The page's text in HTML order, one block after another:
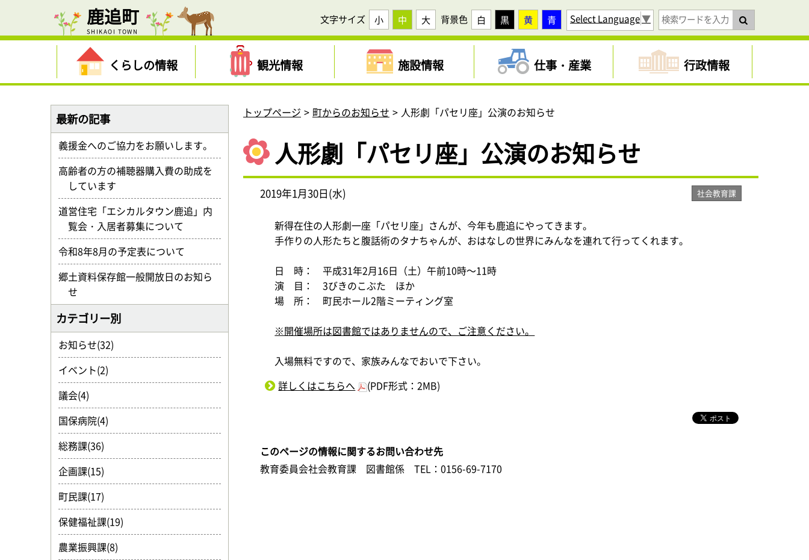
鹿追町
SHIKAOI TOWN
文字サイズ 小 中 大 背景色 白 黒 黄 青 Select Language▼
くらしの情報 観光情報 施設情報 仕事・産業 行政情報
トップページ 町からのお知らせ 人形劇「パセリ座」公演のお知らせ
人形劇「パセリ座」公演のお知らせ
2019年1月30日(水) 社会教育課
新得在住の人形劇一座「パセリ座」さんが、今年も鹿追にやってきます。
手作りの人形たちと腹話術のタナちゃんが、おはなしの世界にみんなを連れて行ってくれます。
日 時： 平成31年2月16日（土）午前10時～11時
演 目： 3びきのこぶた ほか
場 所： 町民ホール2階ミーティング室
※開催場所は図書館ではありませんので、ご注意ください。
入場無料ですので、家族みんなでおいで下さい。
詳しくはこちらへ
(PDF形式：2MB)
このページの情報に関するお問い合わせ先
教育委員会社会教育課 図書館係
TEL：0156-69-7170
最新の記事
義援金へのご協力をお願いします。
高齢者の方の補聴器購入費の助成を
しています
道営住宅「エシカルタウン鹿追」内
覧会・入居者募集について
令和8年8月の予定表について
郷土資料保存館一般開放日のお知ら
せ
カテゴリー別
お知らせ(32)
イベント(2)
議会(4)
国保病院(4)
総務課(36)
企画課(15)
町民課(17)
保健福祉課(19)
農業振興課(8)